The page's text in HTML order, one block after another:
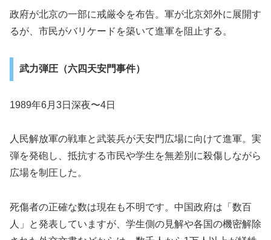
政府が北京の一部に戒厳令を布告。軍が北京郊外に展開す
るが、市民がバリケードを築いて進軍を阻止する。
武力弾圧（六四天安門事件）
1989年6月3日深夜〜4日
人民解放軍の戦車と武装兵が天安門広場に向けて進軍。実
弾を発砲し、抵抗する市民や学生を無差別に殺傷しながら
広場を制圧した。
死傷者の正確な数は現在も不明です。中国政府は「数百
人」と発表していますが、学生側の見解や各国の機密解除